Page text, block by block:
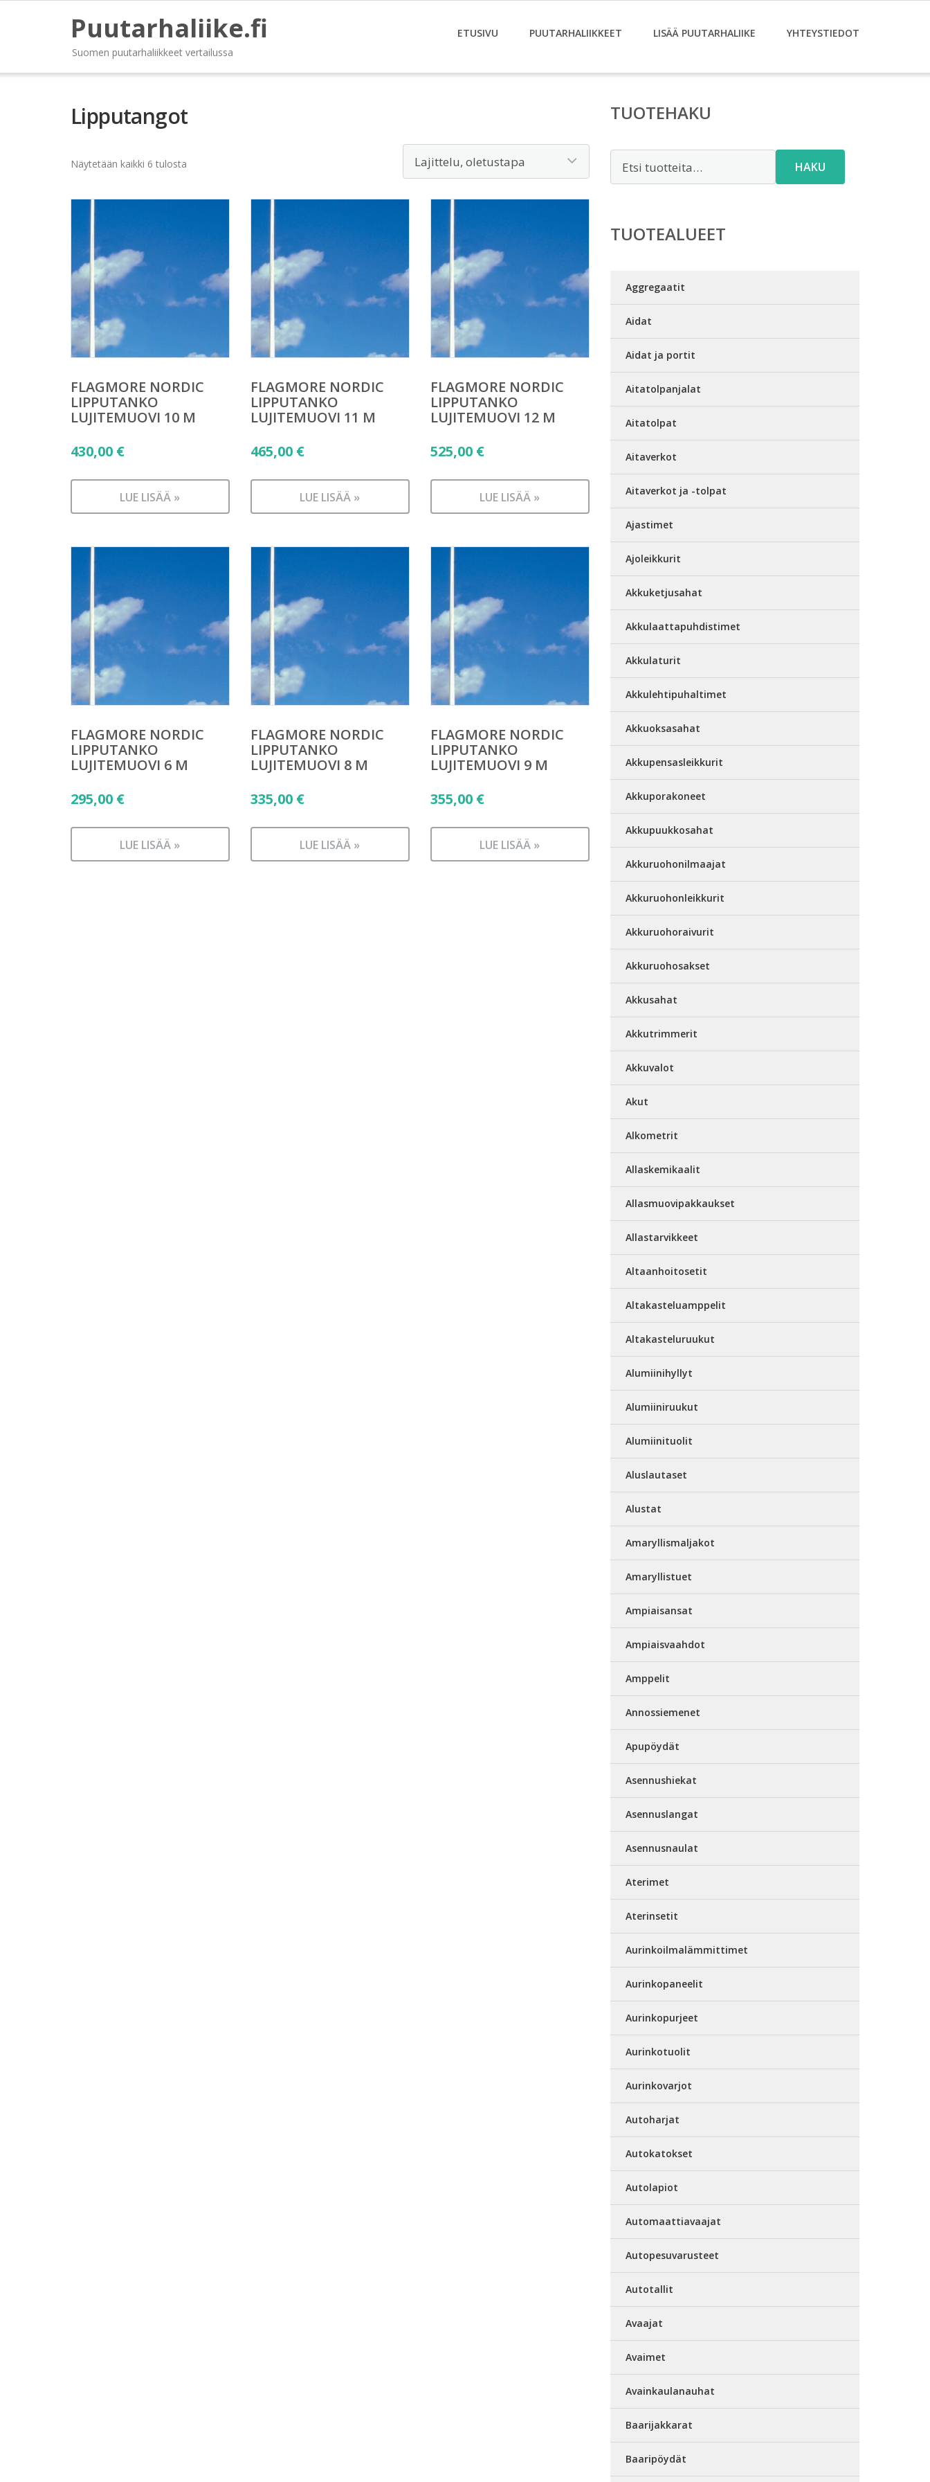
Puutarhaliike.fi
Suomen puutarhaliikkeet vertailussa
ETUSIVU PUUTARHALIIKKEET LISÄÄ PUUTARHALIIKE YHTEYSTIEDOT
Lipputangot
Näytetään kaikki 6 tulosta
FLAGMORE NORDIC
LIPPUTANKO
LUJITEMUOVI 10 M
430,00 €
LUE LISÄÄ »
FLAGMORE NORDIC
LIPPUTANKO
LUJITEMUOVI 11 M
465,00 €
LUE LISÄÄ »
FLAGMORE NORDIC
LIPPUTANKO
LUJITEMUOVI 12 M
525,00 €
LUE LISÄÄ »
FLAGMORE NORDIC
LIPPUTANKO
LUJITEMUOVI 6 M
295,00 €
LUE LISÄÄ »
FLAGMORE NORDIC
LIPPUTANKO
LUJITEMUOVI 8 M
335,00 €
LUE LISÄÄ »
FLAGMORE NORDIC
LIPPUTANKO
LUJITEMUOVI 9 M
355,00 €
LUE LISÄÄ »
TUOTEHAKU
HAKU
TUOTEALUEET
Aggregaatit
Aidat
Aidat ja portit
Aitatolpanjalat
Aitatolpat
Aitaverkot
Aitaverkot ja -tolpat
Ajastimet
Ajoleikkurit
Akkuketjusahat
Akkulaattapuhdistimet
Akkulaturit
Akkulehtipuhaltimet
Akkuoksasahat
Akkupensasleikkurit
Akkuporakoneet
Akkupuukkosahat
Akkuruohonilmaajat
Akkuruohonleikkurit
Akkuruohoraivurit
Akkuruohosakset
Akkusahat
Akkutrimmerit
Akkuvalot
Akut
Alkometrit
Allaskemikaalit
Allasmuovipakkaukset
Allastarvikkeet
Altaanhoitosetit
Altakasteluamppelit
Altakasteluruukut
Alumiinihyllyt
Alumiiniruukut
Alumiinituolit
Aluslautaset
Alustat
Amaryllismaljakot
Amaryllistuet
Ampiaisansat
Ampiaisvaahdot
Amppelit
Annossiemenet
Apupöydät
Asennushiekat
Asennuslangat
Asennusnaulat
Aterimet
Aterinsetit
Aurinkoilmalämmittimet
Aurinkopaneelit
Aurinkopurjeet
Aurinkotuolit
Aurinkovarjot
Autoharjat
Autokatokset
Autolapiot
Automaattiavaajat
Autopesuvarusteet
Autotallit
Avaajat
Avaimet
Avainkaulanauhat
Baarijakkarat
Baaripöydät